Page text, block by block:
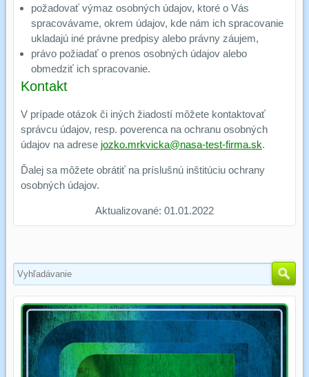
požadovať výmaz osobných údajov, ktoré o Vás
spracovávame, okrem údajov, kde nám ich spracovanie
ukladajú iné právne predpisy alebo právny záujem,
právo požiadať o prenos osobných údajov alebo
obmedziť ich spracovanie.
Kontakt
V prípade otázok či iných žiadostí môžete kontaktovať
správcu údajov, resp. poverenca na ochranu osobných
údajov na adrese jozko.mrkvicka@nasa-test-firma.sk.
Ďalej sa môžete obrátiť na príslušnú inštitúciu ochrany
osobných údajov.
Aktualizované: 01.01.2022